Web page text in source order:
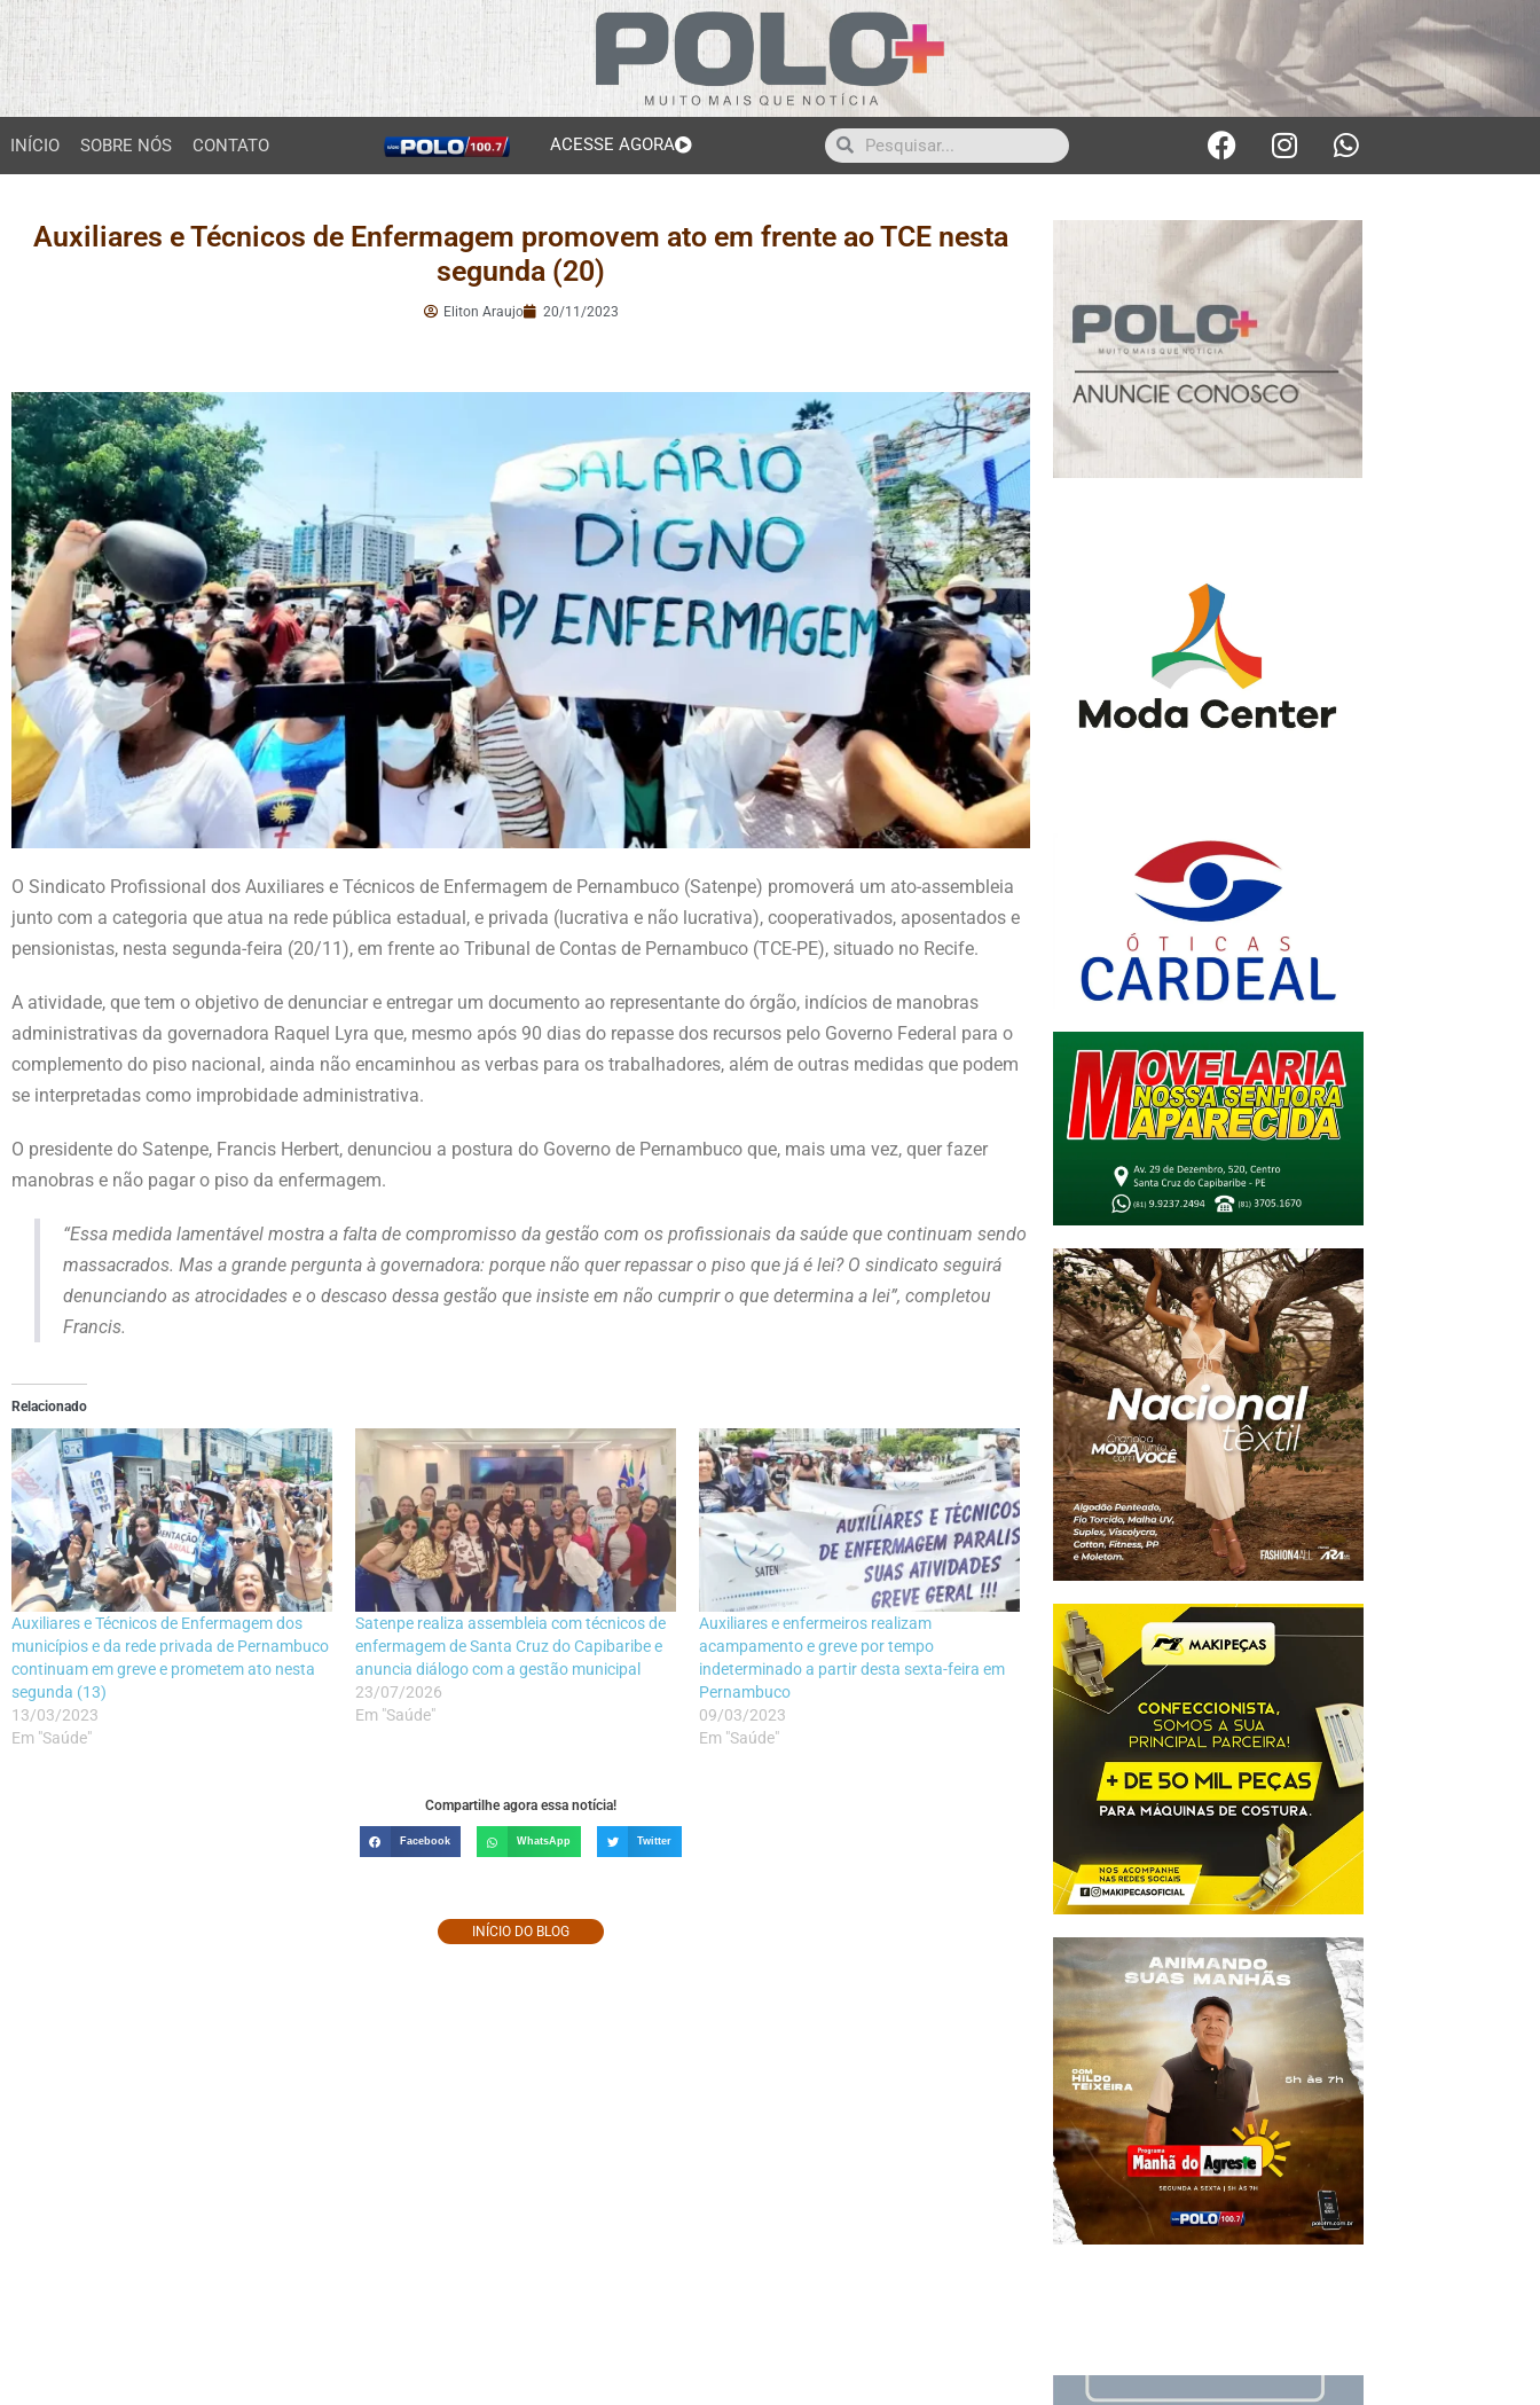
INÍCIO SOBRE NÓS CONTATO ACESSE AGORA
Auxiliares e Técnicos de Enfermagem promovem ato em frente ao TCE nesta
segunda (20)
Eliton Araujo 20/11/2023
O Sindicato Profissional dos Auxiliares e Técnicos de Enfermagem de Pernambuco (Satenpe) promoverá um ato-assembleia
junto com a categoria que atua na rede pública estadual, e privada (lucrativa e não lucrativa), cooperativados, aposentados e
pensionistas, nesta segunda-feira (20/11), em frente ao Tribunal de Contas de Pernambuco (TCE-PE), situado no Recife.
A atividade, que tem o objetivo de denunciar e entregar um documento ao representante do órgão, indícios de manobras
administrativas da governadora Raquel Lyra que, mesmo após 90 dias do repasse dos recursos pelo Governo Federal para o
complemento do piso nacional, ainda não encaminhou as verbas para os trabalhadores, além de outras medidas que podem
se interpretadas como improbidade administrativa.
O presidente do Satenpe, Francis Herbert, denunciou a postura do Governo de Pernambuco que, mais uma vez, quer fazer
manobras e não pagar o piso da enfermagem.
“Essa medida lamentável mostra a falta de compromisso da gestão com os profissionais da saúde que continuam sendo
massacrados. Mas a grande pergunta à governadora: porque não quer repassar o piso que já é lei? O sindicato seguirá
denunciando as atrocidades e o descaso dessa gestão que insiste em não cumprir o que determina a lei”, completou
Francis.
Relacionado
Auxiliares e Técnicos de Enfermagem dos
municípios e da rede privada de Pernambuco
continuam em greve e prometem ato nesta
segunda (13)
13/03/2023
Em "Saúde"
Satenpe realiza assembleia com técnicos de
enfermagem de Santa Cruz do Capibaribe e
anuncia diálogo com a gestão municipal
23/07/2026
Em "Saúde"
Auxiliares e enfermeiros realizam
acampamento e greve por tempo
indeterminado a partir desta sexta-feira em
Pernambuco
09/03/2023
Em "Saúde"
Compartilhe agora essa notícia!
Facebook WhatsApp Twitter
INÍCIO DO BLOG